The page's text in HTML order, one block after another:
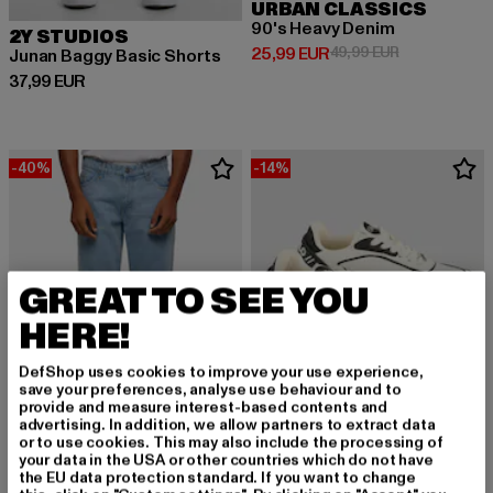
2Y STUDIOS
Junan Baggy Basic Shorts
37,99 EUR
Derzeitiger Preis: 37,99 EUR
URBAN CLASSICS
90's Heavy Denim
25,99 EUR
Derzeitiger Preis: 25,99 EUR
49,99 EURAktionspreis:
-40%
URBAN CLASSICS
-14%
GREAT TO SEE YOU
HERE!
DefShop uses cookies to improve your use experience,
save your preferences, analyse use behaviour and to
provide and measure interest-based contents and
advertising. In addition, we allow partners to extract data
or to use cookies. This may also include the processing of
your data in the USA or other countries which do not have
the EU data protection standard. If you want to change